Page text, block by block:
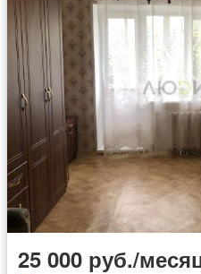
25 000 руб./